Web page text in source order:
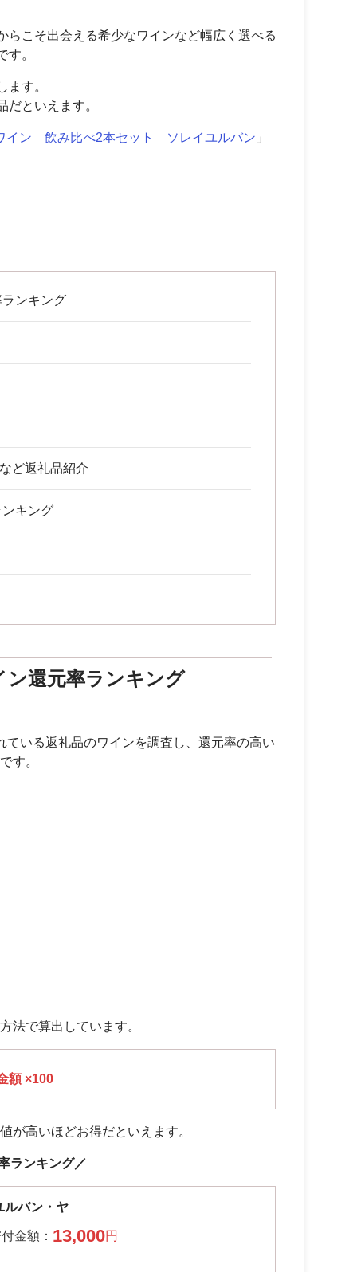
こそ出会える希少なワインなど幅広く選べる
す。
ます。
といえます。
イン 飲み比べ2本セット ソレイユルバン 」
ンキング
ど返礼品紹介
キング
ン還元率ランキング
いる返礼品のワインを調査し、還元率の高い
です。
法で算出しています。
額 ×100
が高いほどお得だといえます。
ランキング／
バン・ヤ
13,000